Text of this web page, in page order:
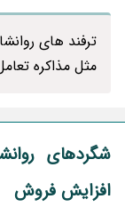
ترفند های
مثل مذاکره
شگردهای
افزایش فروش